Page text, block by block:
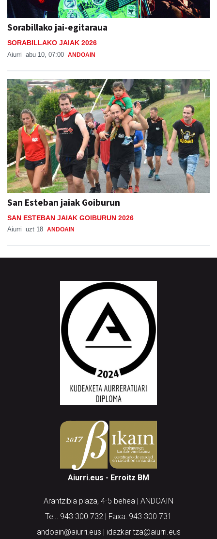
Sorabillako jai-egitaraua
SORABILLAKO JAIAK 2026
Aiurri abu 10, 07:00 ANDOAIN
San Esteban jaiak Goiburun
SAN ESTEBAN JAIAK GOIBURUN 2026
Aiurri uzt 18 ANDOAIN
Aiurri.eus - Erroitz BM
Arantzibia plaza, 4-5 behea | ANDOAIN
Tel.: 943 300 732 | Faxa: 943 300 731
andoain@aiurri.eus | idazkaritza@aiurri.eus